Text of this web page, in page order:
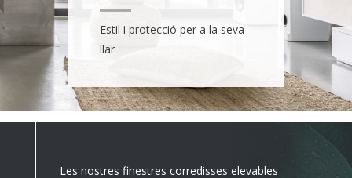
Estil i protecció per a la seva
llar
Les nostres finestres corredisses elevables